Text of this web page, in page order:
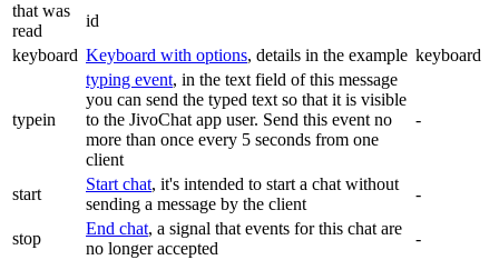
that was
read
id
keyboard Keyboard with options, details in the example keyboard
typein
typing event, in the text field of this message
you can send the typed text so that it is visible
to the JivoChat app user. Send this event no
more than once every 5 seconds from one
client
-
start
Start chat, it's intended to start a chat without
sending a message by the client
-
stop
End chat, a signal that events for this chat are
no longer accepted
-